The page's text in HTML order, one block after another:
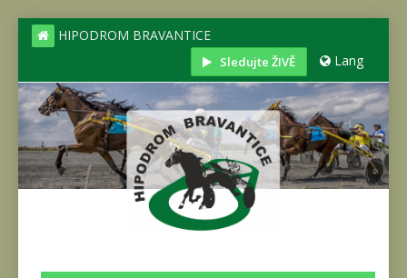
HIPODROM BRAVANTICE
Sledujte ŽIVĚ Lang